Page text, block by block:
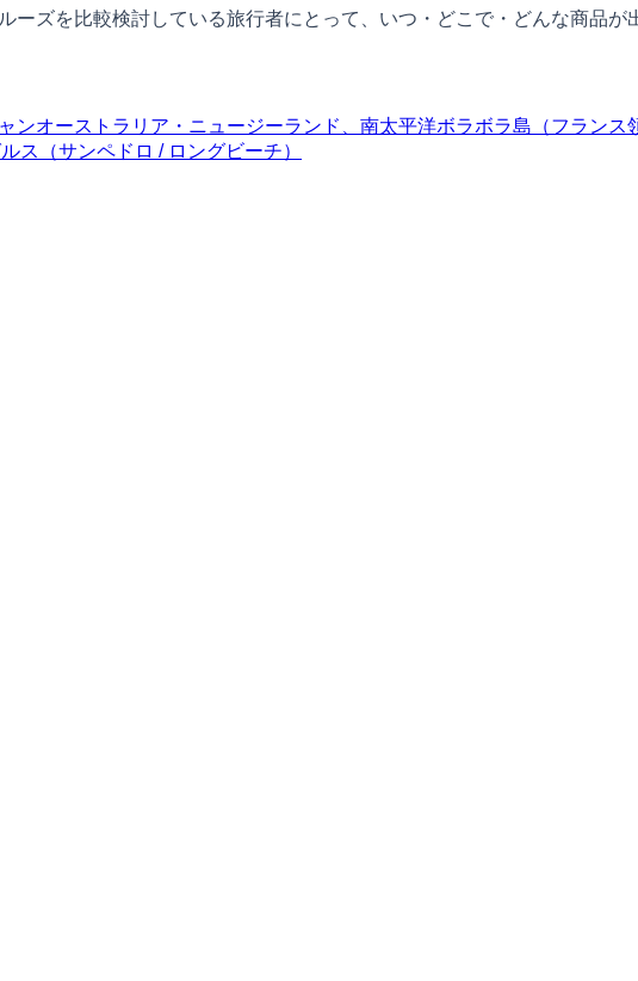
ーズを比較検討している旅行者にとって、いつ・どこで・どんな商品が
ンオーストラリア・ニュージーランド、南太平洋ボラボラ島（フランス
ス（サンペドロ / ロングビーチ）